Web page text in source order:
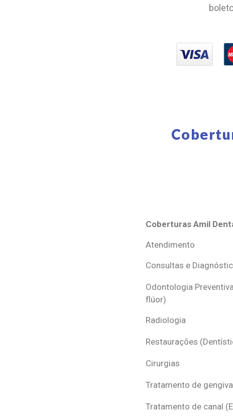
Coberturas Amil
Coberturas Amil
Atendimento
Consultas e
Odontologia
flúor)
Radiologia
Restaurações
Cirurgias
Tratamento de
Tratamento de canal